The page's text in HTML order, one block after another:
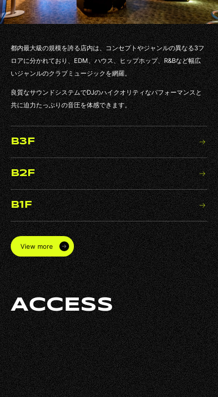
都内最大級の規模を誇る店内は、コンセプトやジャンルの異なる3フ
ロアに分かれており、EDM、ハウス、ヒップホップ、R&Bなど幅広
いジャンルのクラブミュージックを網羅。
良質なサウンドシステムでDJのハイクオリティなパフォーマンスと
共に迫力たっぷりの音圧を体感できます。
B3F
B2F
B1F
View more
ACCESS